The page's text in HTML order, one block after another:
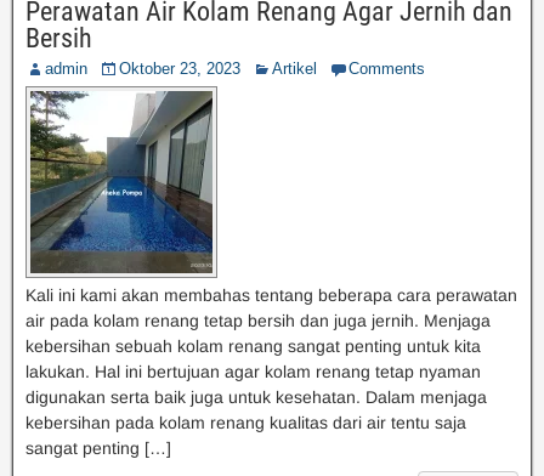
Perawatan Air Kolam Renang Agar Jernih dan
Bersih
admin Oktober 23, 2023 Artikel Comments
Kali ini kami akan membahas tentang beberapa cara perawatan
air pada kolam renang tetap bersih dan juga jernih. Menjaga
kebersihan sebuah kolam renang sangat penting untuk kita
lakukan. Hal ini bertujuan agar kolam renang tetap nyaman
digunakan serta baik juga untuk kesehatan. Dalam menjaga
kebersihan pada kolam renang kualitas dari air tentu saja
sangat penting […]